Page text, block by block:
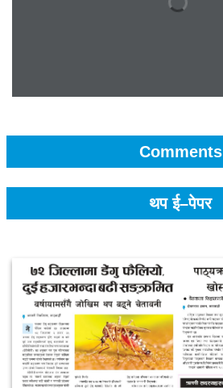
Comments
थप ई–पेपर